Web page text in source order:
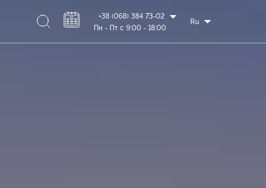
+38 (068) 384 73-02
Пн - Пт с 9:00 - 18:00
Ru